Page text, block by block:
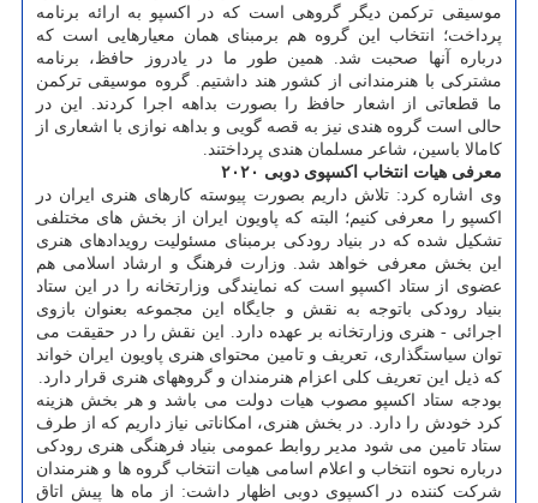
موسیقی ترکمن دیگر گروهی است که در اکسپو به ارائه برنامه
پرداخت؛ انتخاب این گروه هم برمبنای همان معیارهایی است که
درباره آنها صحبت شد. همین طور ما در یادروز حافظ، برنامه
مشترکی با هنرمندانی از کشور هند داشتیم. گروه موسیقی ترکمن
ما قطعاتی از اشعار حافظ را بصورت بداهه اجرا کردند. این در
حالی است گروه هندی نیز به قصه گویی و بداهه نوازی با اشعاری از
کامالا باسین، شاعر مسلمان هندی پرداختند.
معرفی هیات انتخاب اکسپوی دوبی ۲۰۲۰
وی اشاره کرد: تلاش داریم بصورت پیوسته کارهای هنری ایران در
اکسپو را معرفی کنیم؛ البته که پاویون ایران از بخش های مختلفی
تشکیل شده که در بنیاد رودکی برمبنای مسئولیت رویدادهای هنری
این بخش معرفی خواهد شد. وزارت فرهنگ و ارشاد اسلامی هم
عضوی از ستاد اکسپو است که نمایندگی وزارتخانه را در این ستاد
بنیاد رودکی باتوجه به نقش و جایگاه این مجموعه بعنوان بازوی
اجرائی - هنری وزارتخانه بر عهده دارد. این نقش را در حقیقت می
توان سیاستگذاری، تعریف و تامین محتوای هنری پاویون ایران خواند
که ذیل این تعریف کلی اعزام هنرمندان و گروههای هنری قرار دارد.
بودجه ستاد اکسپو مصوب هیات دولت می باشد و هر بخش هزینه
کرد خودش را دارد. در بخش هنری، امکاناتی نیاز داریم که از طرف
ستاد تامین می شود مدیر روابط عمومی بنیاد فرهنگی هنری رودکی
درباره نحوه انتخاب و اعلام اسامی هیات انتخاب گروه ها و هنرمندان
شرکت کننده در اکسپوی دوبی اظهار داشت: از ماه ها پیش اتاق